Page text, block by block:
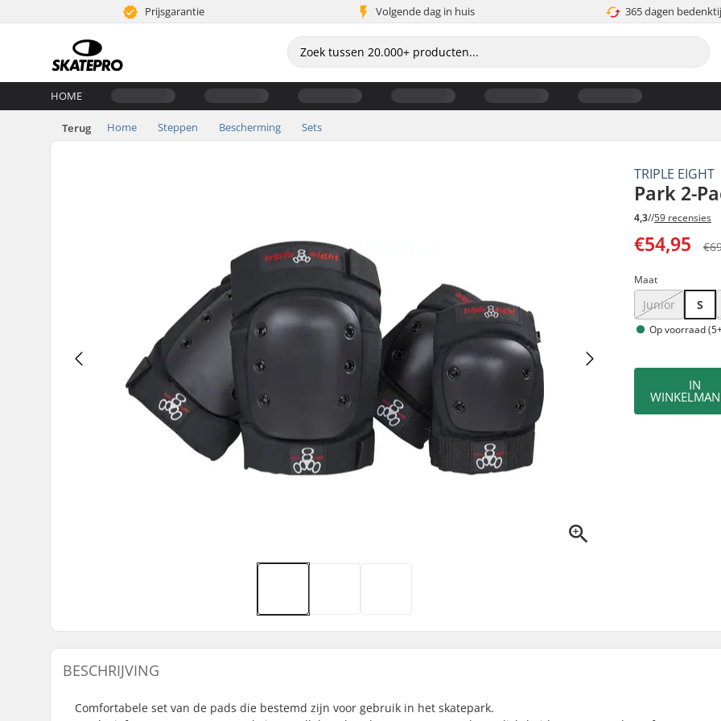
Prijsgarantie Volgende dag in huis 365 dagen
HOME
Terug Home Steppen Bescherming Sets
TRIPLE EIGHT
Park 2-
4,3//59 recensies
€54,95
Maat
Junior S
Op voorraad
IN
BESCHRIJVING
Comfortabele set van de pads die bestemd zijn voor gebruik in het skatepark.